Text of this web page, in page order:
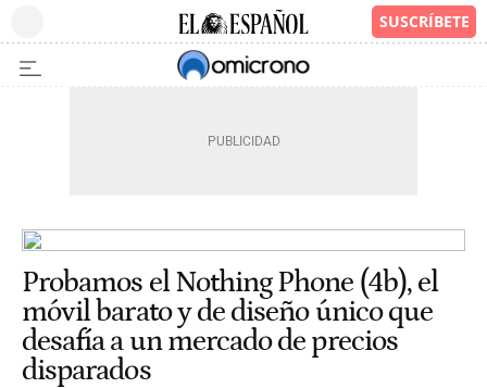
Probamos el Nothing Phone (4b), el
móvil barato y de diseño único que
desafía a un mercado de precios
disparados